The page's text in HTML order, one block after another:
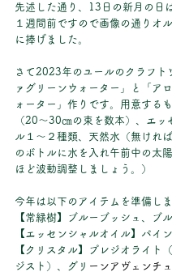
先述した通り、13日の新月の日
１週間前ですので画像の通りオ
に捧げました。
さて2023年のユールのクラフト
ァグリーンウォーター」と「ア
ォーター」作りです。用意する
（20～30㎝の束を数本）、エッ
ル１～２種類、天然水（無けれ
のボトルに水を入れ午前中の太
ほど波動調整しましょう。）
今年は以下のアイテムを準備しま
【常緑樹】
ブルーブッシュ、ブ
【エッセンシャルオイル】 パイ
【クリスタル】プレジオライト
ジスト）、グリ ーンアヴェンチ